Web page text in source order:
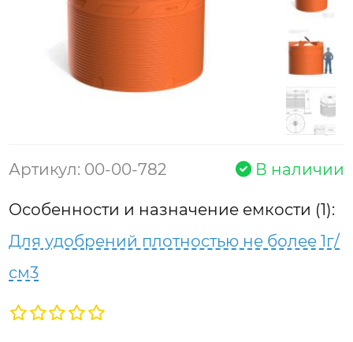
Артикул: 00-00-782 В наличии
Особенности и назначение емкости (1):
Для удобрений плотностью не более 1г/
см3